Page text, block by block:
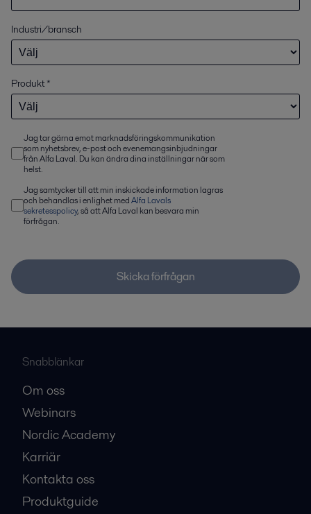
Industri/bransch
Produkt*
Jag tar gärna emot marknadsföringskommunikation
som nyhetsbrev, e-post och evenemangsinbjudningar
från Alfa Laval. Du kan ändra dina inställningar när som
helst.
Jag samtycker till att min inskickade information lagras
och behandlas i enlighet medAlfa Lavals
sekretesspolicy, så att Alfa Laval kan besvara min
förfrågan.
Skicka förfrågan
Snabblänkar
Om oss
Webinars
Nordic Academy
Karriär
Kontakta oss
Produktguide